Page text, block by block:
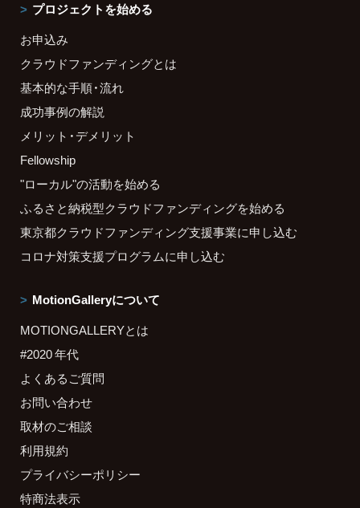
プロジェクトを始める
お申込み
クラウドファンディングとは
基本的な手順・流れ
成功事例の解説
メリット・デメリット
Fellowship
"ローカル"の活動を始める
ふるさと納税型クラウドファンディングを始める
東京都クラウドファンディング支援事業に申し込む
コロナ対策支援プログラムに申し込む
MotionGalleryについて
MOTIONGALLERYとは
#2020 年代
よくあるご質問
お問い合わせ
取材のご相談
利用規約
プライバシーポリシー
特商法表示